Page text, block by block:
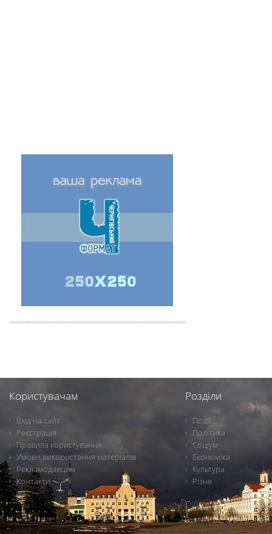
Користувачам
Вхід на сайт
Реєстрація
Правила користування
Умови використання матеріалів
Рекламодавцям
Контакти
Розділи
Події
Політика
Соціум
Економіка
Культура
Різне